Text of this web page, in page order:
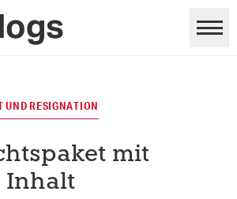
UND RESIGNATION
mit
Inhalt